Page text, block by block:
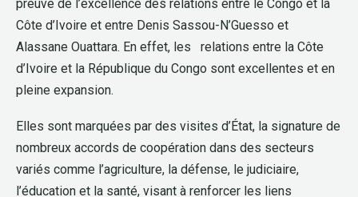
preuve de l’excellence des relations entre le Congo et la
Côte d’Ivoire et entre Denis Sassou-N’Guesso et
Alassane Ouattara. En effet, les relations entre la Côte
d’Ivoire et la République du Congo sont excellentes et en
pleine expansion.
Elles sont marquées par des visites d’État, la signature de
nombreux accords de coopération dans des secteurs
variés comme l’agriculture, la défense, le judiciaire,
l’éducation et la santé, visant à renforcer les liens